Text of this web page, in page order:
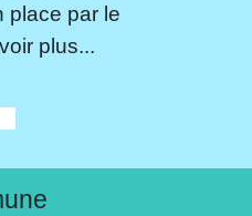
place par le
plus...